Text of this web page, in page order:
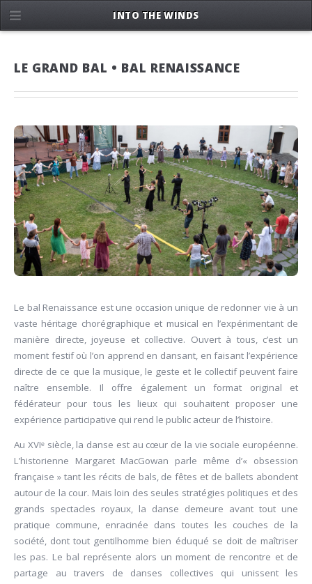
LE GRAND BAL • BAL RENAISSANCE
Le bal Renaissance est une occasion unique de redonner vie à un
vaste héritage chorégraphique et musical en l’expérimentant de
manière directe, joyeuse et collective. Ouvert à tous, c’est un
moment festif où l’on apprend en dansant, en faisant l’expérience
directe de ce que la musique, le geste et le collectif peuvent faire
naître ensemble. Il offre également un format original et
fédérateur pour tous les lieux qui souhaitent proposer une
expérience participative qui rend le public acteur de l’histoire.
Au XVIᵉ siècle, la danse est au cœur de la vie sociale européenne.
L’historienne Margaret MacGowan parle même d’« obsession
française » tant les récits de bals, de fêtes et de ballets abondent
autour de la cour. Mais loin des seules stratégies politiques et des
grands spectacles royaux, la danse demeure avant tout une
pratique commune, enracinée dans toutes les couches de la
société, dont tout gentilhomme bien éduqué se doit de maîtriser
les pas. Le bal représente alors un moment de rencontre et de
partage au travers de danses collectives qui unissent les
INTO THE WINDS